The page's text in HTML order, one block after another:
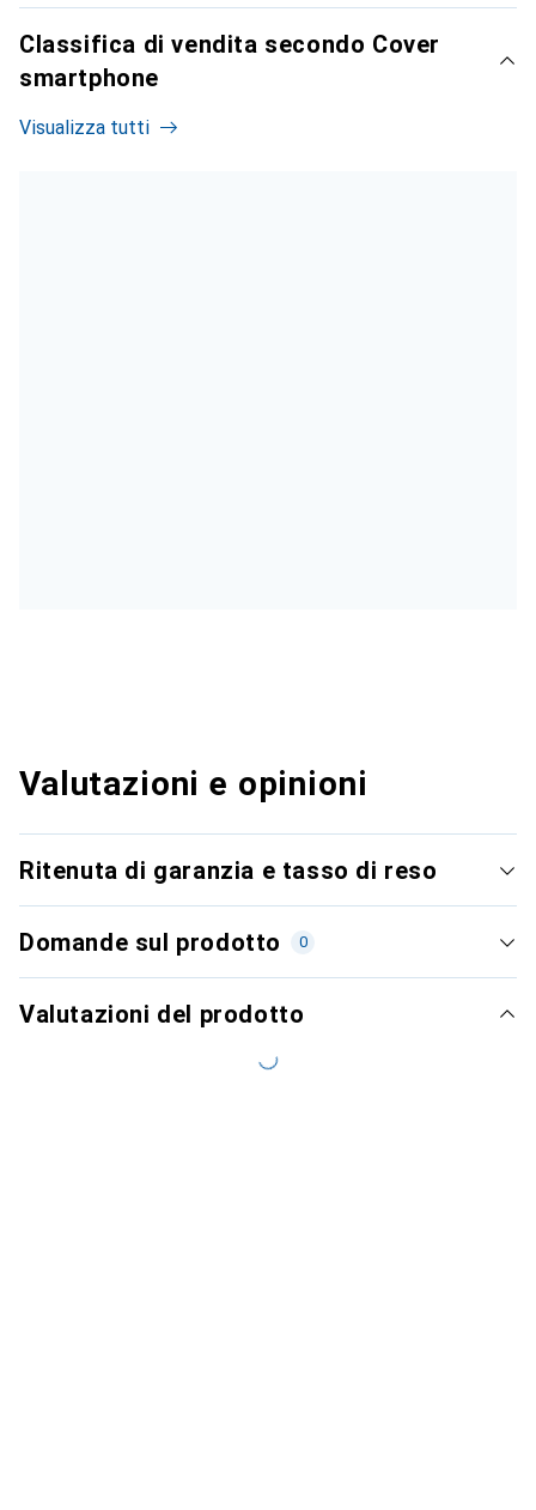
Classifica di vendita secondo Cover
smartphone
Visualizza tutti
Valutazioni e opinioni
Ritenuta di garanzia e tasso di reso
Domande sul prodotto 0
Valutazioni del prodotto